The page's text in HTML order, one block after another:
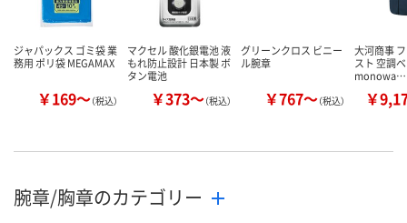
ジャパックス ゴミ袋 業
務用 ポリ袋 MEGAMAX
￥169～（税込）
マクセル 酸化銀電池 液
もれ防止設計 日本製 ボ
タン電池
￥373～（税込）
グリーンクロス ビニー
ル腕章
￥767～（税込）
大河商事
スト 空調
monowa…
￥
腕章/胸章のカテゴリー